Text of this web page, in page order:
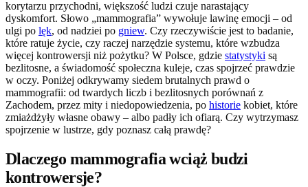
korytarzu przychodni, większość ludzi czuje narastający
dyskomfort. Słowo „mammografia” wywołuje lawinę emocji – od
ulgi po lęk, od nadziei po gniew. Czy rzeczywiście jest to badanie,
które ratuje życie, czy raczej narzędzie systemu, które wzbudza
więcej kontrowersji niż pożytku? W Polsce, gdzie statystyki są
bezlitosne, a świadomość społeczna kuleje, czas spojrzeć prawdzie
w oczy. Poniżej odkrywamy siedem brutalnych prawd o
mammografii: od twardych liczb i bezlitosnych porównań z
Zachodem, przez mity i niedopowiedzenia, po historie kobiet, które
zmiażdżyły własne obawy – albo padły ich ofiarą. Czy wytrzymasz
spojrzenie w lustrze, gdy poznasz całą prawdę?
Dlaczego mammografia wciąż budzi
kontrowersje?